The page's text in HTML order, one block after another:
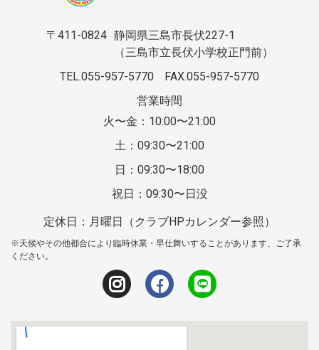
〒411-0824 静岡県三島市長伏227-1
（三島市立長伏小学校正門前）
TEL.055-957-5770
FAX.055-957-5770
営業時間
火〜金：10:00〜21:00
土：09:30〜21:00
日：09:30〜18:00
祝日：09:30〜日没
定休日：月曜日（クラブHPカレンダー参照）
※天候やその他都合により臨時休業・早仕舞いすることがあります、ご了承
ください。